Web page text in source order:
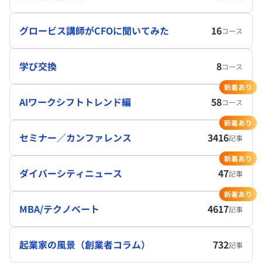
グロービス講師がCFOに聞いてみた 16コース
学び交換 8コース
AIワークシフトトレンド編 58コース
新着あり
セミナー／カンファレンス 3416記事
新着あり
ダイバーシティニュース 47記事
新着あり
MBA/テクノベート 4617記事
新着あり
起業家の風景（創業者コラム） 732記事